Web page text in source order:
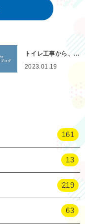
トイレ工事から、…
2023.01.19
161
13
219
63